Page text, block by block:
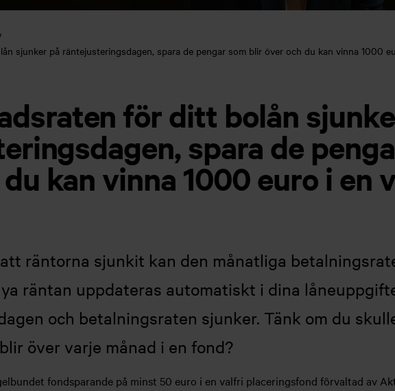
sjunker på räntejusteringsdagen, spara de pengar som blir över och du kan vinna 1000
för ditt bolån
spara de
kan vinna 1000 euro i en
räntorna sjunkit kan den månatliga
räntan uppdateras automatiskt i dina
och betalningsraten sjunker. Tänk om du
över varje månad i en fond?
fondsparande på minst 50 euro i en valfri placeringsfond förvaltad av